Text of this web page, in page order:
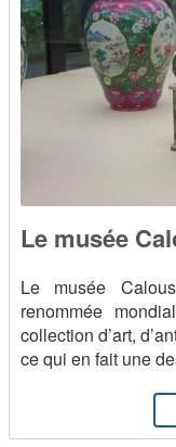
Le musée
Le musée
renommée
collection d’art,
ce qui en fait une